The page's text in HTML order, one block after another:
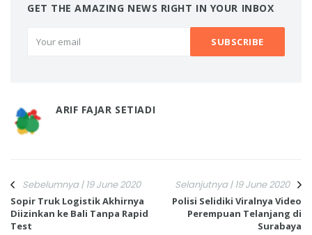
GET THE AMAZING NEWS RIGHT IN YOUR INBOX
ARIF FAJAR SETIADI
Sebelumnya | 19 June 2020
Sopir Truk Logistik Akhirnya
Diizinkan ke Bali Tanpa Rapid
Test
Selanjutnya | 19 June 2020
Polisi Selidiki Viralnya Video
Perempuan Telanjang di
Surabaya